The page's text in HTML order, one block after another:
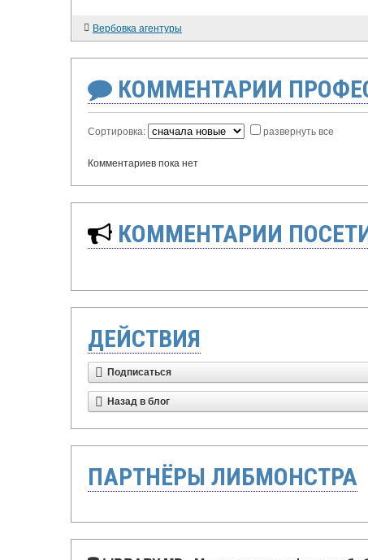
Вербовка агентуры
КОММЕНТАРИИ
Сортировка: развернуть все
Комментариев пока нет
КОММЕНТАРИИ
ДЕЙСТВИЯ
Подписаться
Назад в блог
ПАРТНЁРЫ ЛИБМОНСТРА